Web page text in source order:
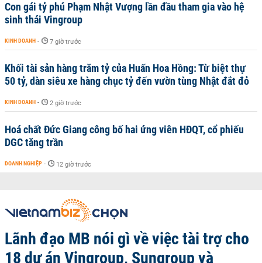
Con gái tỷ phú Phạm Nhật Vượng lần đầu tham gia vào hệ
sinh thái Vingroup
KINH DOANH - 7 giờ trước
Khối tài sản hàng trăm tỷ của Huấn Hoa Hồng: Từ biệt thự
50 tỷ, dàn siêu xe hàng chục tỷ đến vườn tùng Nhật đắt đỏ
KINH DOANH - 2 giờ trước
Hoá chất Đức Giang công bố hai ứng viên HĐQT, cổ phiếu
DGC tăng trần
DOANH NGHIỆP - 12 giờ trước
Lãnh đạo MB nói gì về việc tài trợ cho
18 dự án Vingroup, Sungroup và